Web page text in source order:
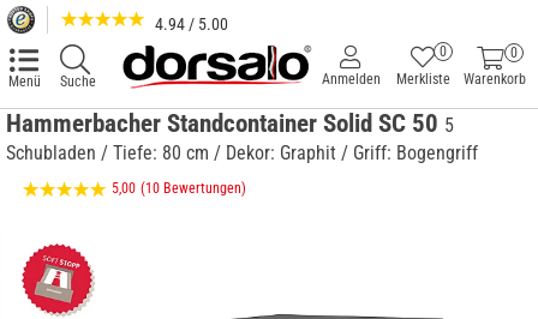
4.94 / 5.00
Menü Suche
0
Warenkorb
Merkliste
0
Anmelden
Hammerbacher Standcontainer Solid SC 50 5
Schubladen / Tiefe: 80 cm / Dekor: Graphit / Griff: Bogengriff
5,00 (10 Bewertungen)